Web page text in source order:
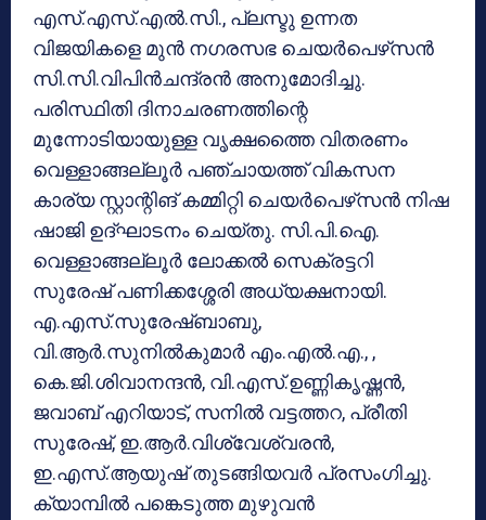
എസ്.എസ്.എല്‍.സി., പ്ലസ്ടു ഉന്നത
വിജയികളെ മുന്‍ നഗരസഭ ചെയര്‍പെഴ്‌സന്‍
സി.സി.വിപിന്‍ചന്ദ്രന്‍ അനുമോദിച്ചു.
പരിസ്ഥിതി ദിനാചരണത്തിന്റെ
മുന്നോടിയായുള്ള വൃക്ഷത്തൈ വിതരണം
വെള്ളാങ്ങല്ലൂര്‍ പഞ്ചായത്ത് വികസന
കാര്യ സ്റ്റാന്റിങ് കമ്മിറ്റി ചെയര്‍പെഴ്‌സന്‍ നിഷ
ഷാജി ഉദ്ഘാടനം ചെയ്തു. സി.പി.ഐ.
വെള്ളാങ്ങല്ലൂര്‍ ലോക്കല്‍ സെക്രട്ടറി
സുരേഷ് പണിക്കശ്ശേരി അധ്യക്ഷനായി.
എ.എസ്.സുരേഷ്ബാബു,
വി.ആര്‍.സുനില്‍കുമാര്‍ എം.എല്‍.എ., ,
കെ.ജി.ശിവാനന്ദന്‍, വി.എസ്.ഉണ്ണികൃഷ്ണന്‍,
ജവാബ് എറിയാട്, സനില്‍ വട്ടത്തറ, പ്രീതി
സുരേഷ്, ഇ.ആര്‍.വിശ്വേശ്വരന്‍,
ഇ.എസ്.ആയുഷ് തുടങ്ങിയവര്‍ പ്രസംഗിച്ചു.
ക്യാമ്പില്‍ പങ്കെടുത്ത മുഴുവന്‍